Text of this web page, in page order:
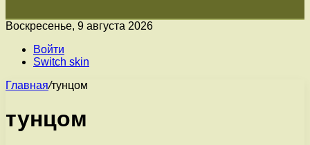
Воскресенье, 9 августа 2026
Войти
Switch skin
Главная/тунцом
тунцом